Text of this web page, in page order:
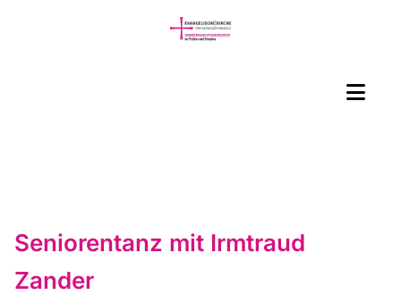
Seniorentanz mit Irmtraud
Zander